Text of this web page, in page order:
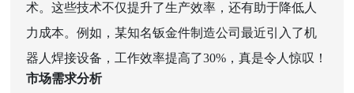
术。这些技术不仅提升了生产效率，还有助于降低人
力成本。例如，某知名钣金件制造公司最近引入了机
器人焊接设备，工作效率提高了30%，真是令人惊叹！
市场需求分析